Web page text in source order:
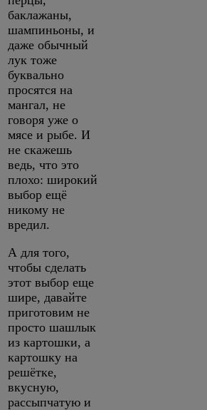
баклажаны,
шампиньоны, и
даже обычный
лук тоже
буквально
просятся на
мангал, не
говоря уже о
мясе и рыбе. И
не скажешь
ведь, что это
плохо: широкий
выбор ещё
никому не
вредил.
А для того,
чтобы сделать
этот выбор еще
шире, давайте
приготовим не
просто шашлык
из картошки, а
картошку на
решётке,
вкусную,
рассыпчатую и